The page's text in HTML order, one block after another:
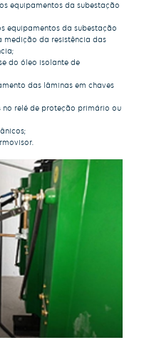
equipamentos da subestação
equipamentos da subestação
medição da resistência das
do óleo isolante de
das lâminas em chaves
no relé de proteção primário ou